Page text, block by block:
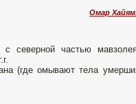
Омар Хайям.
с северной частью
(где омывают тела